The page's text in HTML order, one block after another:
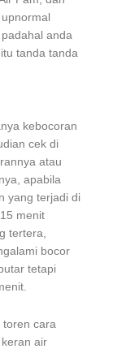
anda
tanda tanda
kebocoran
cek di
atau
apabila
yang terjadi di
menit
tertera,
bocor
tetapi
toren cara
air